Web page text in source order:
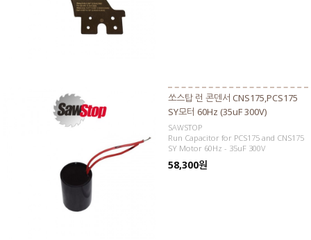
쏘스탑 런 콘덴서 CNS175,PCS175
SY모터 60Hz (35uF 300V)
SAWSTOP
Run Capacitor for PCS175 and CNS175
SY Motor 60Hz - 35uF 300V
58,300원